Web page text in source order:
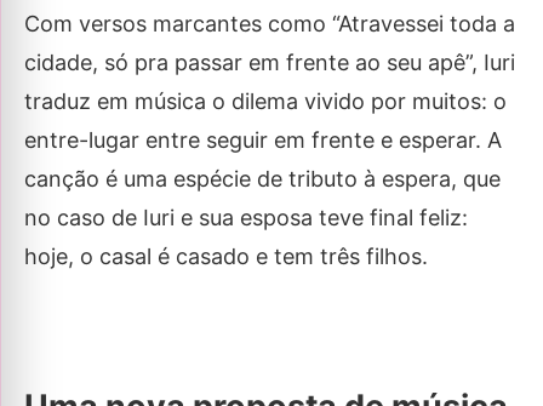
Com versos marcantes como “Atravessei toda a
cidade, só pra passar em frente ao seu apê”, Iuri
traduz em música o dilema vivido por muitos: o
entre-lugar entre seguir em frente e esperar. A
canção é uma espécie de tributo à espera, que
no caso de Iuri e sua esposa teve final feliz:
hoje, o casal é casado e tem três filhos.